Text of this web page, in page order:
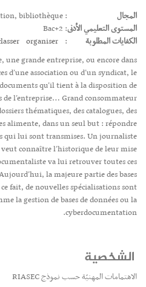
المجال
: Documentation, bibliothèque
المستوى التعليمي الأدنى: Bac+2
الكفايات المطلوبة
:
organiser.
une grande entreprise, ou encore dans
d’une association ou d’un syndicat, le
qu’il tient à la disposition de
de l’entreprise… Grand consommateur
thématiques, des catalogues, des
alimente, dans un seul but : répondre
qui lui sont transmises. Un journaliste
connaître l’historique de leur mise
va lui retrouver toutes ces
la majeure partie des bases
fait, de nouvelles spécialisations sont
la gestion de bases de données ou la
cyberdocumentation.
الشخصية
الاهتمامات المهنيّة حسب نموذج RIASEC